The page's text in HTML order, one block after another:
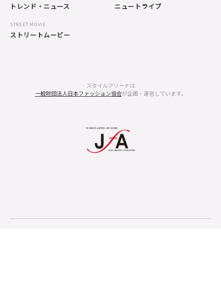
トレンド・ニュース ニュートライブ
STREET MOVIE
ストリートムービー
スタイルアリーナは
一般財団法人日本ファッション協会が企画・運営しています。